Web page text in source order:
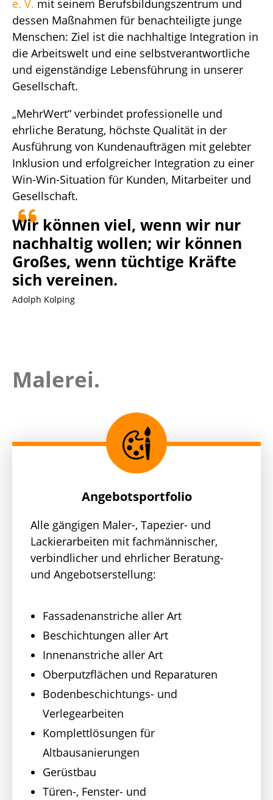
e. V. mit seinem Berufsbildungszentrum und
dessen Maßnahmen für benachteiligte junge
Menschen: Ziel ist die nachhaltige Integration in
die Arbeitswelt und eine selbstverantwortliche
und eigenständige Lebensführung in unserer
Gesellschaft.
„MehrWert“ verbindet professionelle und
ehrliche Beratung, höchste Qualität in der
Ausführung von Kundenaufträgen mit gelebter
Inklusion und erfolgreicher Integration zu einer
Win-Win-Situation für Kunden, Mitarbeiter und
Gesellschaft.
Wir können viel, wenn wir nur
nachhaltig wollen; wir können
Großes, wenn tüchtige Kräfte
sich vereinen.
Adolph Kolping
Malerei.
Angebotsportfolio
Alle gängigen Maler-, Tapezier- und
Lackierarbeiten mit fachmännischer,
verbindlicher und ehrlicher Beratung-
und Angebotserstellung:
Fassadenanstriche aller Art
Beschichtungen aller Art
Innenanstriche aller Art
Oberputzflächen und Reparaturen
Bodenbeschichtungs- und
Verlegearbeiten
Komplettlösungen für
Altbausanierungen
Gerüstbau
Türen-, Fenster- und